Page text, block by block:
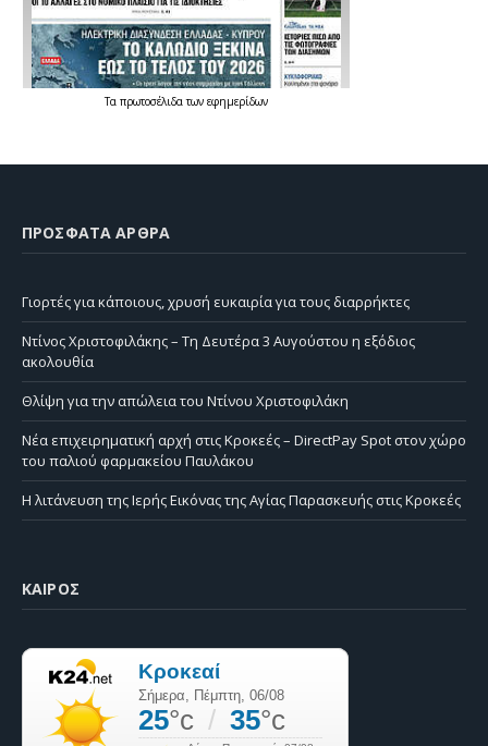
Τα πρωτοσέλιδατων εφημερίδων
ΠΡΌΣΦΑΤΑ ΆΡΘΡΑ
Γιορτές για κάποιους, χρυσή ευκαιρία για τους διαρρήκτες
Ντίνος Χριστοφιλάκης – Τη Δευτέρα 3 Αυγούστου η εξόδιος
ακολουθία
Θλίψη για την απώλεια του Ντίνου Χριστοφιλάκη
Νέα επιχειρηματική αρχή στις Κροκεές – DirectPay Spot στον χώρο
του παλιού φαρμακείου Παυλάκου
Η λιτάνευση της Ιερής Εικόνας της Αγίας Παρασκευής στις Κροκεές
ΚΑΙΡΌΣ